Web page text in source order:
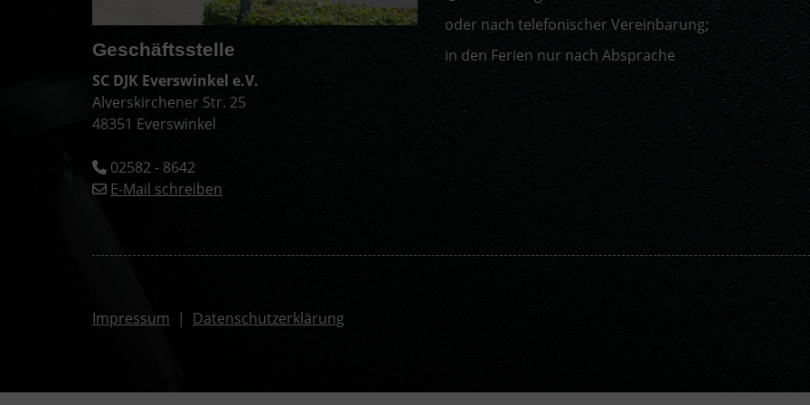
Geschäftsstelle
SC DJK Everswinkel e.V.
Alverskirchener Str. 25
48351 Everswinkel
02582 - 8642
E-Mail schreiben
oder nach telefonischer Vereinbarung;
in den Ferien nur nach Absprache
Impressum | Datenschutzerklärung